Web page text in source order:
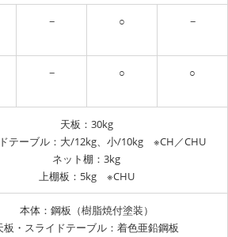
− ○ −
− ○ ○
天板：30kg
テーブル：大/12kg、小/10kg ※CH／CHU
ネット棚：3kg
上棚板：5kg ※CHU
本体：鋼板（樹脂焼付塗装）
板・スライドテーブル：着色亜鉛鋼板